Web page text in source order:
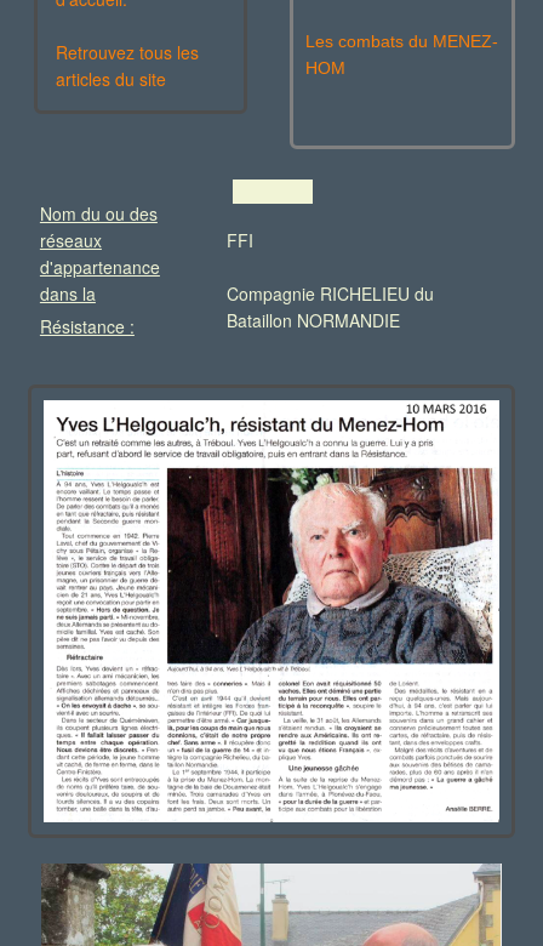
Retrouvez tous les
articles du site
Les combats du MENEZ-
HOM
Nom du ou des
réseaux
d'appartenance
dans la
Résistance :
FFI
Compagnie RICHELIEU du
Bataillon NORMANDIE